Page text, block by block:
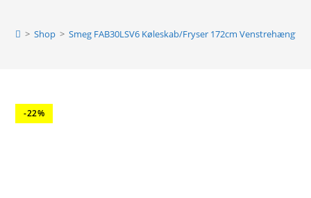
> Shop > Smeg FAB30LSV6 Køleskab/Fryser 172cm Venstrehængt
-22%